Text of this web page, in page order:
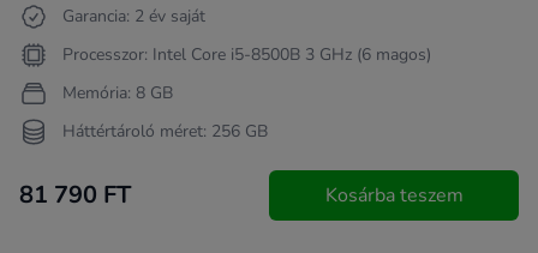
Garancia: 2 év saját
Processzor: Intel Core i5-8500B 3 GHz (6 magos)
Memória: 8 GB
Háttértároló méret: 256 GB
81 790 FT Kosárba teszem